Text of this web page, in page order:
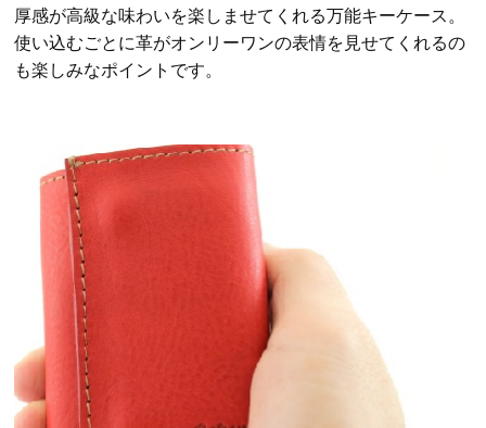
厚感が高級な味わいを楽しませてくれる万能キーケース。
使い込むごとに革がオンリーワンの表情を見せてくれるの
も楽しみなポイントです。